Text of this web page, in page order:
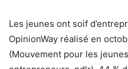
Les jeunes ont soif
OpinionWay réalisé en
(Mouvement pour les